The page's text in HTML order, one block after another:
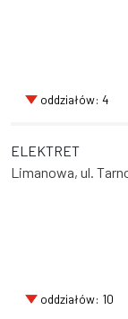
oddziałów: 4
ELEKTRET
Limanowa, ul.
oddziałów: 10